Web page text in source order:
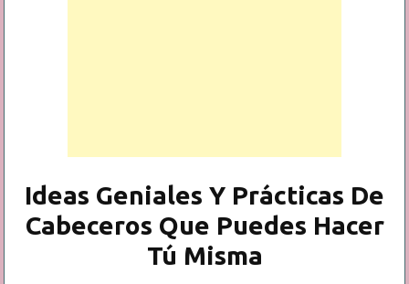
Ideas Geniales Y Prácticas De
Cabeceros Que Puedes Hacer
Tú Misma